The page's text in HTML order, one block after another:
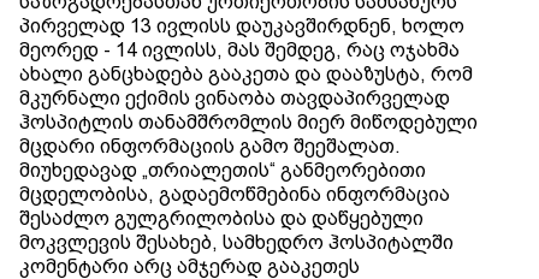
პირველად 13 ივლისს დაუკავშირდნენ, ხოლო
მეორედ - 14 ივლისს, მას შემდეგ, რაც ოჯახმა
ახალი განცხადება გააკეთა და დააზუსტა, რომ
მკურნალი ექიმის ვინაობა თავდაპირველად
ჰოსპიტლის თანამშრომლის მიერ მიწოდებული
მცდარი ინფორმაციის გამო შეეშალათ.
მიუხედავად „თრიალეთის“ განმეორებითი
მცდელობისა, გადაემოწმებინა ინფორმაცია
შესაძლო გულგრილობისა და დაწყებული
მოკვლევის შესახებ, სამხედრო ჰოსპიტალში
კომენტარი არც ამჯერად გააკეთეს